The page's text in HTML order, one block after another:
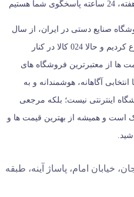
فروشگاه صنایع دستی در ایران، از سال
1396 با وب سایت (مس زنجان) شروع کردیم و حالا 024 کالا در کنار
ها از معتبرترین فروشگاه‌ های
آگاهانه، هوشمندانه و به‌
024 کالا یک فروشگاه اینترنتی نیست؛ بلکه مرجعی
است و همیشه از بهترین قیمت‌ ها و
خیابان امام، پاساژ آینه، طبقه